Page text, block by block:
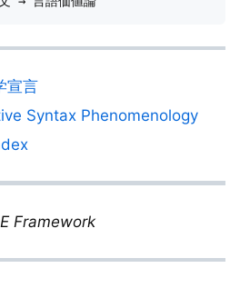
宣言
Syntax Phenomenology
Framework